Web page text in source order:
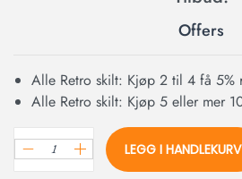
Offers
Alle Retro skilt: Kjøp 2 til 4 få 5%
Alle Retro skilt: Kjøp 5 eller mer
LEGG I HANDLEKURV